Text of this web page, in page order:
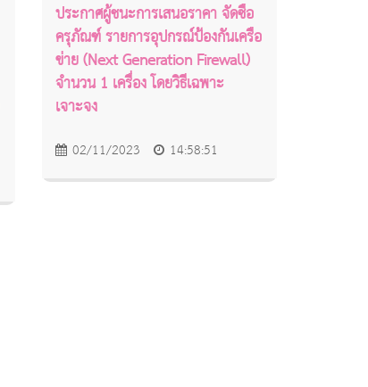
ประกาศผู้ชนะการเสนอราคา จัดซื้อ
ครุภัณฑ์ รายการอุปกรณ์ป้องกันเครือ
ข่าย (Next Generation Firewall)
จำนวน 1 เครื่อง โดยวิธีเฉพาะ
เจาะจง
02/11/2023 14:58:51